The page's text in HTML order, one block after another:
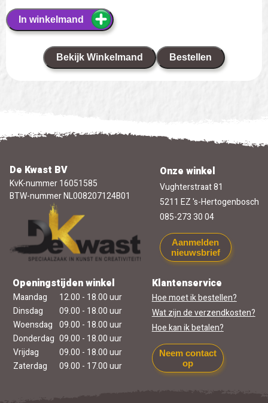
In winkelmand
Bekijk Winkelmand Bestellen
De Kwast BV
KvK-nummer 16051585
BTW-nummer NL008207124B01
Onze winkel
Vughterstraat 81
5211 EZ 's-Hertogenbosch
085-273 30 04
Aanmelden
nieuwsbrief
Openingstijden winkel
Maandag
12.00 - 18.00 uur
Dinsdag
09.00 - 18.00 uur
Woensdag 09.00 - 18.00 uur
Donderdag 09.00 - 18.00 uur
Vrijdag
09.00 - 18.00 uur
Zaterdag
09.00 - 17.00 uur
Klantenservice
Hoe moet ik bestellen?
Wat zijn de verzendkosten?
Hoe kan ik betalen?
Neem contact
op